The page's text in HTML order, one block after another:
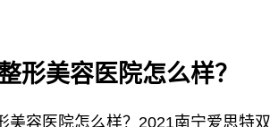
形美容医院怎么样？